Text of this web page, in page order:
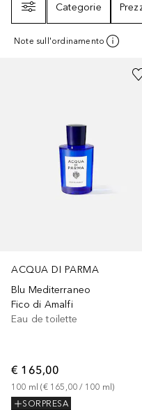
Categorie
Note sull'ordinamento
ACQUA DI PARMA
Blu Mediterraneo
Fico di Amalfi
Eau de toilette
€ 165,00
100 ml (€ 165,00 / 100 ml)
SORPRESA